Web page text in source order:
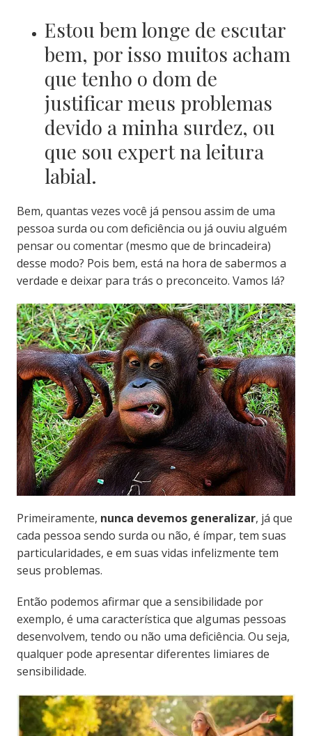
Estou bem longe de escutar
bem, por isso muitos acham
que tenho o dom de
justificar meus problemas
devido a minha surdez, ou
que sou expert na leitura
labial.
Bem, quantas vezes você já pensou assim de uma
pessoa surda ou com deficiência ou já ouviu alguém
pensar ou comentar (mesmo que de brincadeira)
desse modo? Pois bem, está na hora de sabermos a
verdade e deixar para trás o preconceito. Vamos lá?
Primeiramente, nunca devemos generalizar, já que
cada pessoa sendo surda ou não, é ímpar, tem suas
particularidades, e em suas vidas infelizmente tem
seus problemas.
Então podemos afirmar que a sensibilidade por
exemplo, é uma característica que algumas pessoas
desenvolvem, tendo ou não uma deficiência. Ou seja,
qualquer pode apresentar diferentes limiares de
sensibilidade.